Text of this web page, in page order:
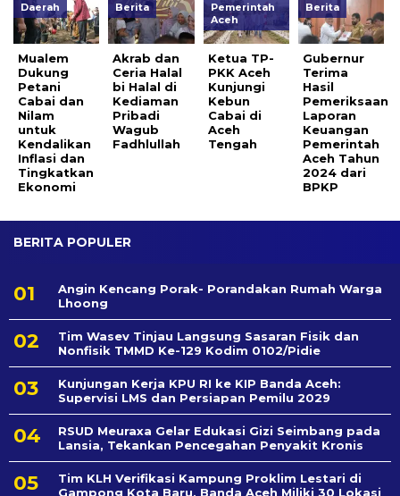
Daerah
Mualem
Dukung
Petani
Cabai dan
Nilam
untuk
Kendalikan
Inflasi dan
Tingkatkan
Ekonomi
Berita
Akrab dan
Ceria Halal
bi Halal di
Kediaman
Pribadi
Wagub
Fadhlullah
Pemerintah
Aceh
Ketua TP-
PKK Aceh
Kunjungi
Kebun
Cabai di
Aceh
Tengah
Berita
Gubernur
Terima
Hasil
Pemeriksaan
Laporan
Keuangan
Pemerintah
Aceh Tahun
2024 dari
BPKP
BERITA POPULER
Angin Kencang Porak- Porandakan Rumah Warga
Lhoong
Tim Wasev Tinjau Langsung Sasaran Fisik dan
Nonfisik TMMD Ke-129 Kodim 0102/Pidie
Kunjungan Kerja KPU RI ke KIP Banda Aceh:
Supervisi LMS dan Persiapan Pemilu 2029
RSUD Meuraxa Gelar Edukasi Gizi Seimbang pada
Lansia, Tekankan Pencegahan Penyakit Kronis
Tim KLH Verifikasi Kampung Proklim Lestari di
Gampong Kota Baru, Banda Aceh Miliki 30 Lokasi